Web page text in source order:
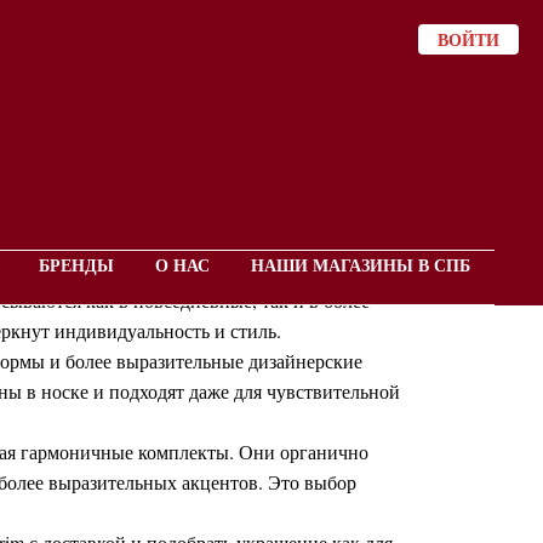
ВОЙТИ
БРЕНДЫ О НАС
НАШИ МАГАЗИНЫ В СПБ
стиль и высокое качество исполнения. Бренд
как в повседневные, так и в более
индивидуальность и стиль.
и более выразительные дизайнерские
в носке и подходят даже для чувствительной
гармоничные комплекты. Они органично
выразительных акцентов. Это выбор